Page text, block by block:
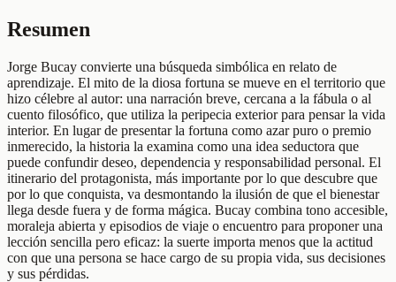
Resumen
Jorge Bucay convierte una búsqueda simbólica en relato de
aprendizaje. El mito de la diosa fortuna se mueve en el territorio que
hizo célebre al autor: una narración breve, cercana a la fábula o al
cuento filosófico, que utiliza la peripecia exterior para pensar la vida
interior. En lugar de presentar la fortuna como azar puro o premio
inmerecido, la historia la examina como una idea seductora que
puede confundir deseo, dependencia y responsabilidad personal. El
itinerario del protagonista, más importante por lo que descubre que
por lo que conquista, va desmontando la ilusión de que el bienestar
llega desde fuera y de forma mágica. Bucay combina tono accesible,
moraleja abierta y episodios de viaje o encuentro para proponer una
lección sencilla pero eficaz: la suerte importa menos que la actitud
con que una persona se hace cargo de su propia vida, sus decisiones
y sus pérdidas.